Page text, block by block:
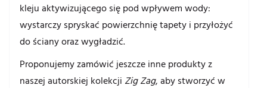
kleju aktywizującego się pod wpływem wody:
wystarczy spryskać powierzchnię tapety i przyłożyć
do ściany oraz wygładzić.
Proponujemy zamówić jeszcze inne produkty z
naszej autorskiej kolekcji Zig Zag, aby stworzyć w